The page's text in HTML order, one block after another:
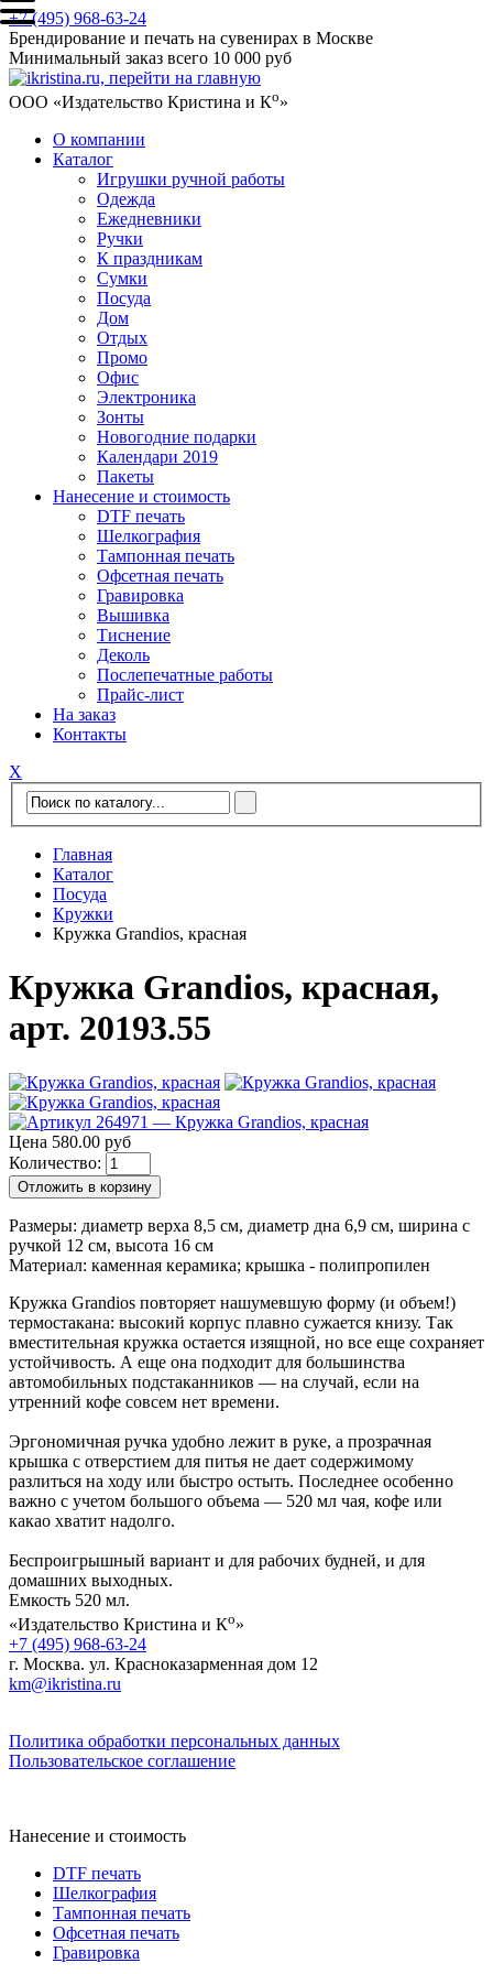
+7 (495) 968-63-24
Брендирование и печать на сувенирах в Москве
Минимальный заказ всего 10 000 руб
ООО «Издательство Кристина и Ко»
О компании
Каталог
Игрушки ручной работы
Одежда
Ежедневники
Ручки
К праздникам
Сумки
Посуда
Дом
Отдых
Промо
Офис
Электроника
Зонты
Новогодние подарки
Календари 2019
Пакеты
Нанесение и стоимость
DTF печать
Шелкография
Тампонная печать
Офсетная печать
Гравировка
Вышивка
Тиснение
Деколь
Послепечатные работы
Прайс-лист
На заказ
Контакты
Х
Главная
Каталог
Посуда
Кружки
Кружка Grandios, красная
Кружка Grandios, красная,
арт. 20193.55
Цена 580.00 руб
Количество:
Отложить в корзину
Размеры: диаметр верха 8,5 см, диаметр дна 6,9 см, ширина с
ручкой 12 см, высота 16 см
Материал: каменная керамика; крышка - полипропилен
Кружка Grandios повторяет нашумевшую форму (и объем!)
термостакана: высокий корпус плавно сужается книзу. Так
вместительная кружка остается изящной, но все еще сохраняет
устойчивость. А еще она подходит для большинства
автомобильных подстаканников — на случай, если на
утренний кофе совсем нет времени.
Эргономичная ручка удобно лежит в руке, а прозрачная
крышка с отверстием для питья не дает содержимому
разлиться на ходу или быстро остыть. Последнее особенно
важно с учетом большого объема — 520 мл чая, кофе или
какао хватит надолго.
Беспроигрышный вариант и для рабочих будней, и для
домашних выходных.
Емкость 520 мл.
«Издательство Кристина и Ко»
+7 (495) 968-63-24
г. Москва. ул. Красноказарменная дом 12
km@ikristina.ru
Политика обработки персональных данных
Пользовательское соглашение
Нанесение и стоимость
DTF печать
Шелкография
Тампонная печать
Офсетная печать
Гравировка